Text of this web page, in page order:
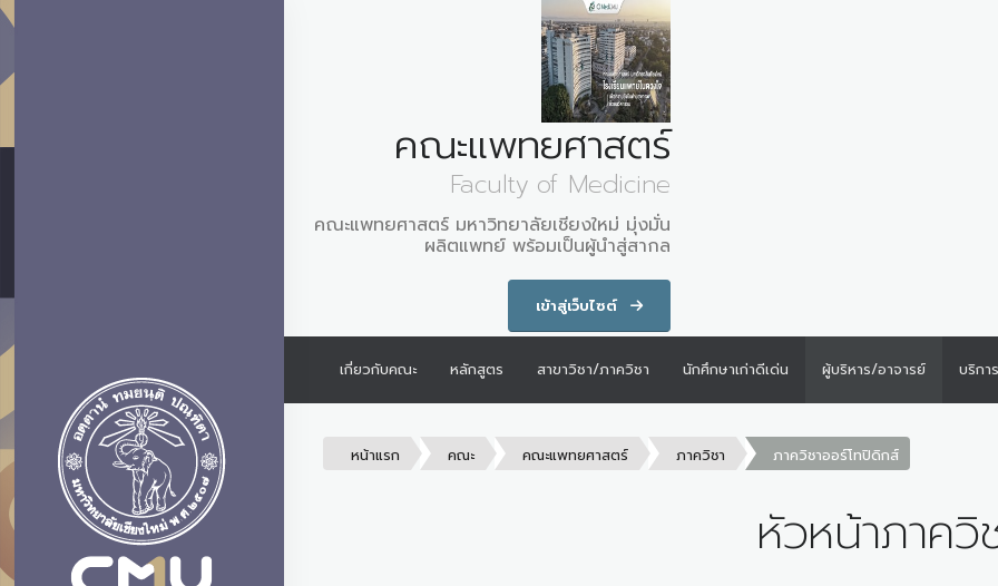
คณะแพทยศาสตร์
Faculty of Medicine
คณะแพทยศาสตร์ มหาวิทยาลัยเชียงใหม่ มุ่งมั่น
ผลิตแพทย์ พร้อมเป็นผู้นำสู่สากล
เข้าสู่เว็บไซต์
เกี่ยวกับคณะ หลักสูตร สาขาวิชา/ภาควิชา นักศึกษาเก่าดีเด่น ผู้บริหาร/อาจารย์ บริการ
หน้าแรก คณะ คณะแพทยศาสตร์ ภาควิชา ภาควิชาออร์โทปิดิกส์
หัวหน้าภาควิ